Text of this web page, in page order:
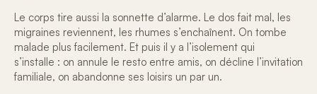
Le corps tire aussi la sonnette d’alarme. Le dos fait mal, les
migraines reviennent, les rhumes s’enchaînent. On tombe
malade plus facilement. Et puis il y a l’isolement qui
s’installe : on annule le resto entre amis, on décline l’invitation
familiale, on abandonne ses loisirs un par un.